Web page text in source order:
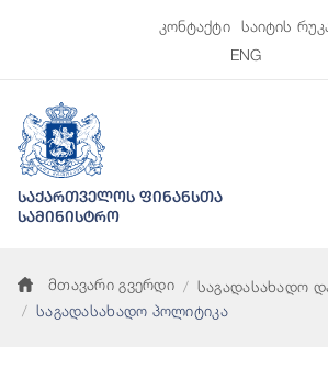
კონტაქტი
საიტის
ENG
საქართველოს ფინანსთა
სამინისტრო
მთავარი გვერდი
საგადასახადო
საგადასახადო პოლიტიკა